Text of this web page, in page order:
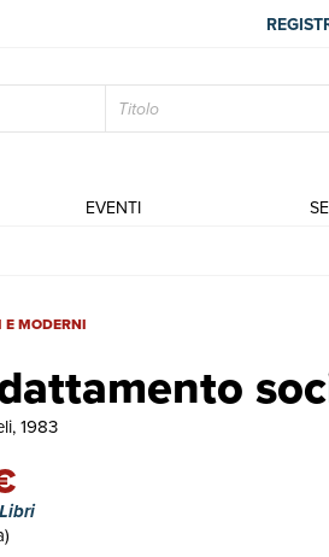
EVENTI
sociale: teoria e ricerca | Libri antichi e
MODERNI
1983